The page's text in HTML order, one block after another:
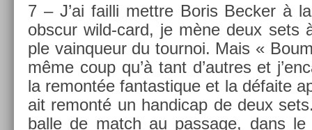
7 – J’ai fail­li mettre Boris Be­ck­er à
ob­scur wild-card, je mène deux
ple vain­queur du tour­noi. Mais «
même coup qu’à tant d’aut­res et
la re­montée fan­tastique et la défaite
ait re­monté un han­dicap de deux
balle de match au pas­sage, dans